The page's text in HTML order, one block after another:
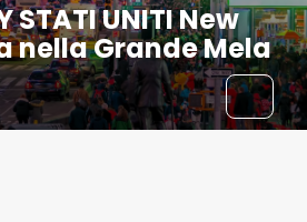
STATI UNITI New
nella Grande Mela